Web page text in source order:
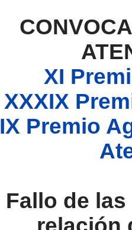
XI
XXXIX
IX Premio
Fallo de